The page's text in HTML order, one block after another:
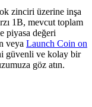
işlemler
zinciri üzerine inşa
1B, mevcut toplam
piyasa değeri
veya Launch Coin on
güvenli ve kolay bir
göz atın.